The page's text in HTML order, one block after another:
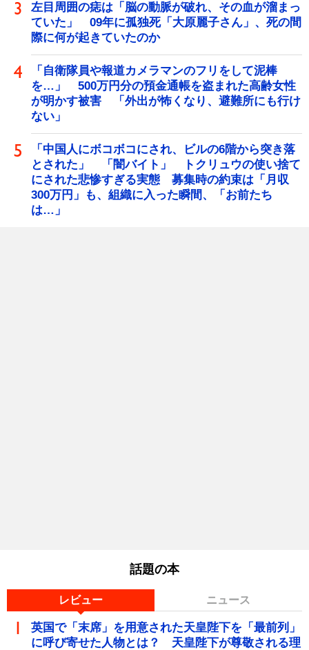
左目周囲の痣は「脳の動脈が破れ、その血が溜まっ
ていた」 09年に孤独死「大原麗子さん」、死の間
際に何が起きていたのか
「自衛隊員や報道カメラマンのフリをして泥棒
を…」 500万円分の預金通帳を盗まれた高齢女性
が明かす被害 「外出が怖くなり、避難所にも行け
ない」
「中国人にボコボコにされ、ビルの6階から突き落
とされた」 「闇バイト」 トクリュウの使い捨て
にされた悲惨すぎる実態 募集時の約束は「月収
300万円」も、組織に入った瞬間、「お前たち
は…」
話題の本
レビュー ニュース
英国で「末席」を用意された天皇陛下を「最前列」
に呼び寄せた人物とは？ 天皇陛下が尊敬される理